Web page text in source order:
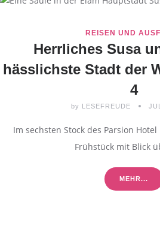
REISEN UND
Herrliches Susa
hässlichste Stadt der
4
by LESEFREUDE
Im sechsten Stock des Parsion
Frühstück mit Blick
MEHR...